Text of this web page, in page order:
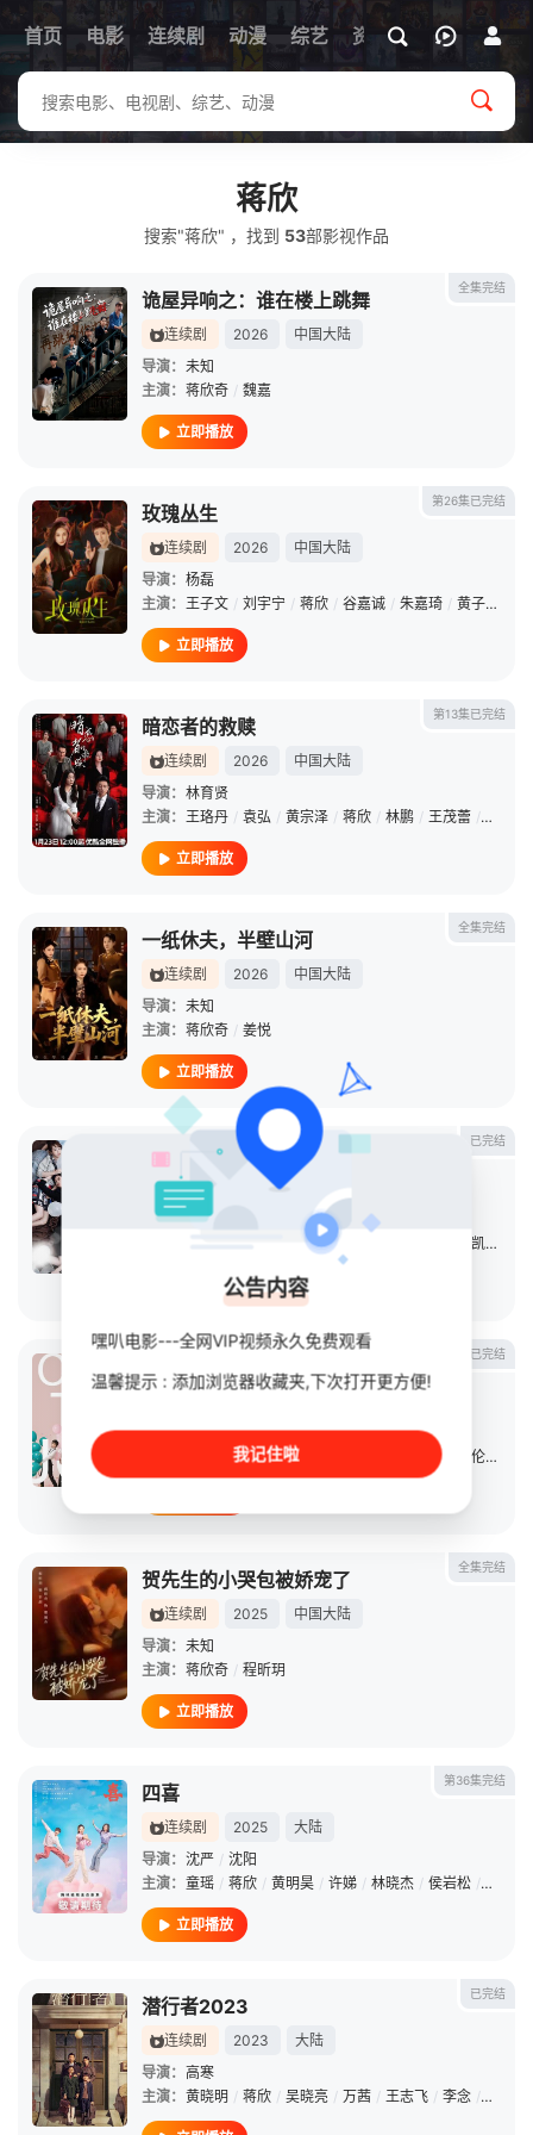
首页 电影 连续剧 动漫 综艺 资讯
蒋欣
搜索"蒋欣" ，找到 53部影视作品
全集完结
诡屋异响之：谁在楼上跳舞
连续剧 2026
中国大陆
导演： 未知
主演： 蒋欣奇 / 魏嘉
立即播放
第26集已完结
玫瑰丛生
连续剧 2026
中国大陆
导演： 杨磊
主演： 王子文 / 刘宇宁 / 蒋欣 / 谷嘉诚 / 朱嘉琦 / 黄子琪
立即播放
第13集已完结
暗恋者的救赎
连续剧 2026
中国大陆
导演： 林育贤
主演： 王珞丹 / 袁弘 / 黄宗泽 / 蒋欣 / 林鹏 / 王茂蕾 / 任彬
立即播放
全集完结
一纸休夫，半壁山河
连续剧 2026
中国大陆
导演： 未知
主演： 蒋欣奇 / 姜悦
立即播放
已完结
欢乐颂
连续剧
导演：孔笙
王子文 / 杨紫 王凯 /
立即播放
已完结
欢乐颂2
导演：简川訸 / 张开宙
蒋欣 / 王子文 王凯 邓伦 /
全集完结
贺先生的小哭包被娇宠了
连续剧 2025
中国大陆
导演： 未知
主演： 蒋欣奇 / 程昕玥
立即播放
第36集完结
四喜
连续剧 2025
大陆
导演： 沈严 / 沈阳
主演： 童瑶 / 蒋欣 / 黄明昊 / 许娣 / 林晓杰 / 侯岩松 / 岳红
立即播放
已完结
潜行者2023
连续剧 2023
大陆
导演： 高寒
主演： 黄晓明 / 蒋欣 / 吴晓亮 / 万茜 / 王志飞 / 李念 / 冯晖
公告内容
嘿叭电影---全网VIP视频永久免费观看
温馨提示 : 添加浏览器收藏夹,下次打开更方便!
我记住啦